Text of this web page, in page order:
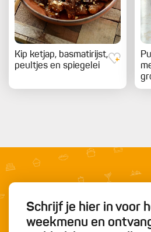
Kip ketjap, basmatirijst,
peultjes en spiegelei
Schrijf je hier in voor
weekmenu en